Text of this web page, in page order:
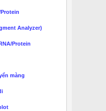
Analyzer)
Protein
màng